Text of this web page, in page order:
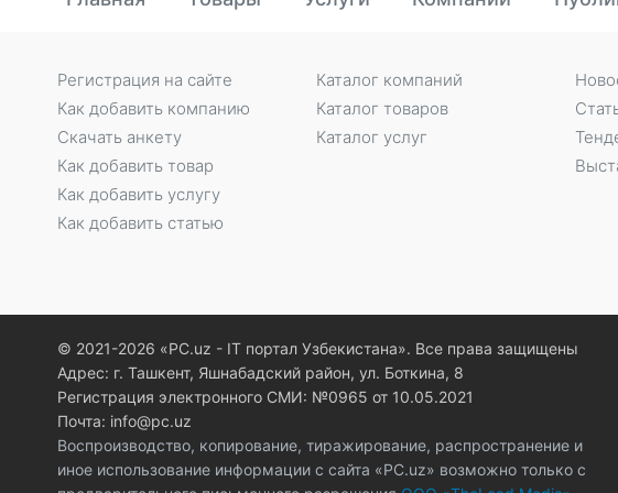
Регистрация на сайте
Как добавить компанию
Скачать анкету
Как добавить товар
Как добавить услугу
Как добавить статью
Каталог компаний
Каталог товаров
Каталог услуг
© 2021-2026 «PC.uz - IT портал Узбекистана». Все права защищены
Адрес: г. Ташкент, Яшнабадский район, ул. Боткина, 8
Регистрация электронного СМИ: №0965 от 10.05.2021
Почта: info@pc.uz
Воспроизводство, копирование, тиражирование, распространение и
иное использование информации с сайта «PC.uz» возможно только с